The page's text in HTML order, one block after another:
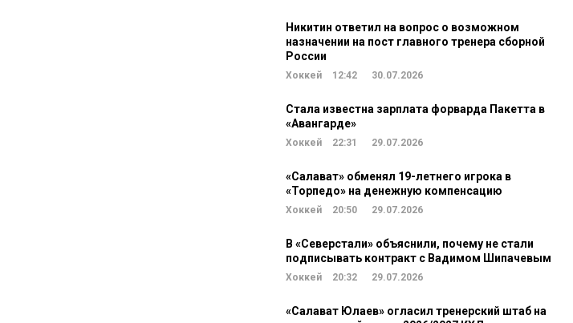
Никитин ответил на вопрос о возможном
назначении на пост главного тренера сборной
России
Хоккей 12:42 30.07.2026
Стала известна зарплата форварда Пакетта в
«Авангарде»
Хоккей 22:31 29.07.2026
«Салават» обменял 19-летнего игрока в
«Торпедо» на денежную компенсацию
Хоккей 20:50 29.07.2026
В «Северстали» объяснили, почему не стали
подписывать контракт с Вадимом Шипачевым
Хоккей 20:32 29.07.2026
«Салават Юлаев» огласил тренерский штаб на